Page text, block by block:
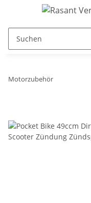
Motorzubehör